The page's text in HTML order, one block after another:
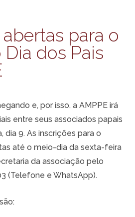
para o
dos Pais
e, por isso, a AMPPE irá
entre seus associados papais
dia 9. As inscrições para o
até o meio-dia da sexta-feira
da associação pelo
(Telefone e WhatsApp).